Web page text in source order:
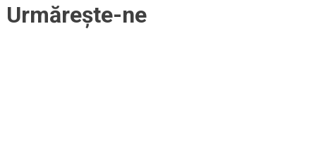
Urmărește-ne